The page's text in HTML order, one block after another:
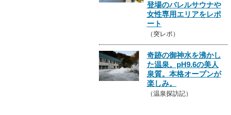
登場のバレルサウナや
女性専用エリアをレポ
ート
（突レポ）
奇跡の御神水を沸かし
た温泉。pH9.6の美人
泉質。本格オープンが
楽しみ。
（温泉探訪記）